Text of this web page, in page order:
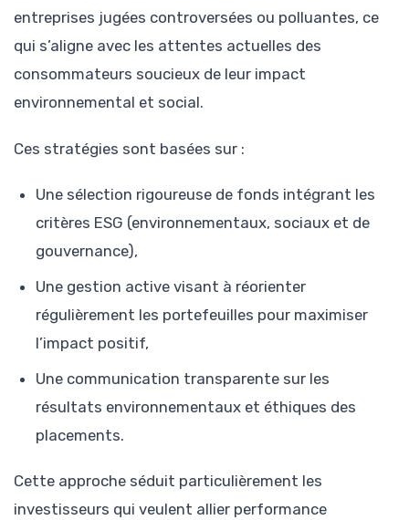
entreprises jugées controversées ou polluantes, ce
qui s’aligne avec les attentes actuelles des
consommateurs soucieux de leur impact
environnemental et social.
Ces stratégies sont basées sur :
Une sélection rigoureuse de fonds intégrant les
critères ESG (environnementaux, sociaux et de
gouvernance),
Une gestion active visant à réorienter
régulièrement les portefeuilles pour maximiser
l’impact positif,
Une communication transparente sur les
résultats environnementaux et éthiques des
placements.
Cette approche séduit particulièrement les
investisseurs qui veulent allier performance